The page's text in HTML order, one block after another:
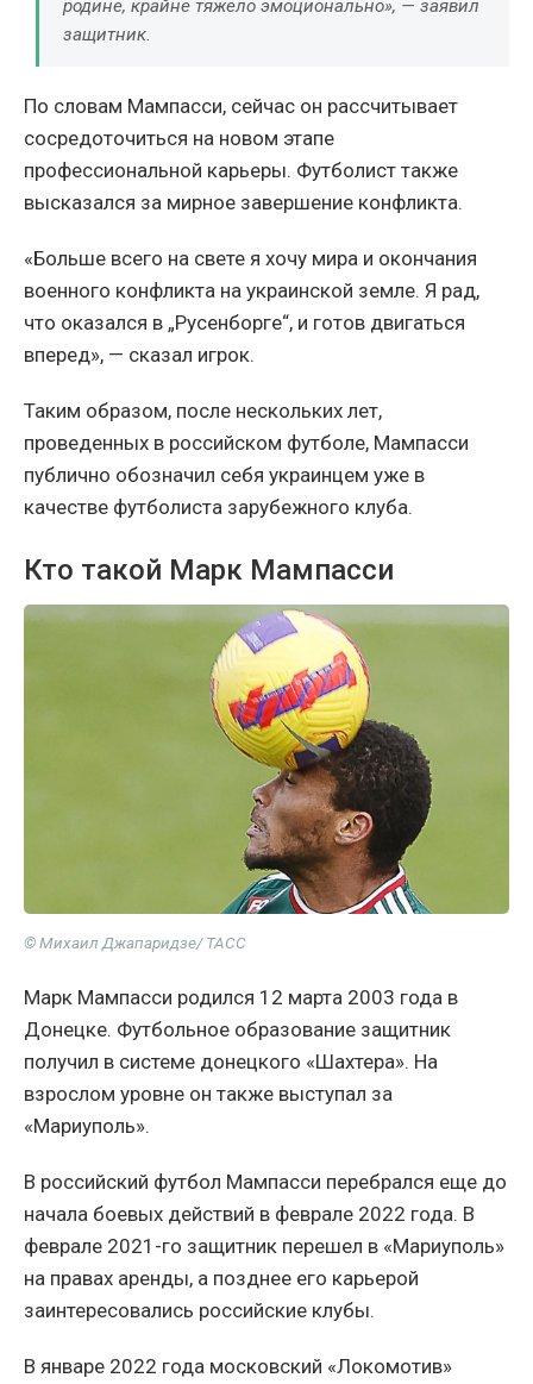
родине, крайне тяжело эмоционально», — заявил
защитник.
По словам Мампасси, сейчас он рассчитывает
сосредоточиться на новом этапе
профессиональной карьеры. Футболист также
высказался за мирное завершение конфликта.
«Больше всего на свете я хочу мира и окончания
военного конфликта на украинской земле. Я рад,
что оказался в „Русенборге“, и готов двигаться
вперед», — сказал игрок.
Таким образом, после нескольких лет,
проведенных в российском футболе, Мампасси
публично обозначил себя украинцем уже в
качестве футболиста зарубежного клуба.
Кто такой Марк Мампасси
© Михаил Джапаридзе/ ТАСС
Марк Мампасси родился 12 марта 2003 года в
Донецке. Футбольное образование защитник
получил в системе донецкого «Шахтера». На
взрослом уровне он также выступал за
«Мариуполь».
В российский футбол Мампасси перебрался еще до
начала боевых действий в феврале 2022 года. В
феврале 2021-го защитник перешел в «Мариуполь»
на правах аренды, а позднее его карьерой
заинтересовались российские клубы.
В январе 2022 года московский «Локомотив»